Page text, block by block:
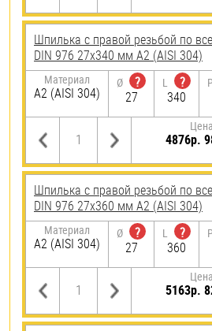
Шпилька с правой резьбой по
DIN 976 27х340 мм А2 (AISI 304)
Материал
А2 (AISI 304)
Ø
?
27
L
?
340
P
4876р.
Шпилька с правой резьбой по
DIN 976 27х360 мм А2 (AISI 304)
Материал
А2 (AISI 304)
Ø
?
27
L
?
360
P
5163р.